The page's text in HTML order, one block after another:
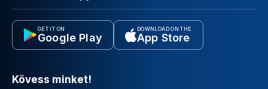
GET IT ON
Google Play
DOWNLOAD ON THE
App Store
Kövess minket!